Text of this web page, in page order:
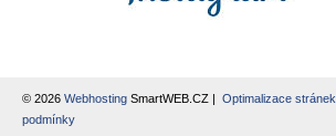
© 2026 Webhosting SmartWEB.CZ | Optimalizace stránek
podmínky